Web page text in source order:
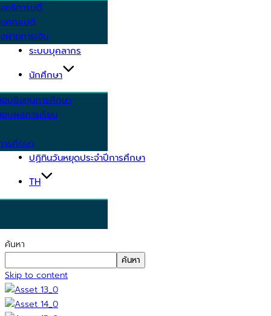
อธิการบดี
คณะบดี
ฝ่ายการเงิน
ระบบบุคลากร
นักศึกษา
บชิงทุนการศึกษา
บผลการเรียน
รศึกษา
ปฏิทินวันหยุดประจำปีการศึกษา
TH
ค้นหา
ค้นหา
Skip to content